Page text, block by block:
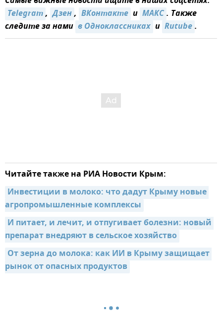
Telegram, Дзен, ВКонтакте и МАКС. Также
следите за нами в Одноклассниках и Rutube.
Читайте также на РИА Новости Крым:
Инвестиции в молоко: что дадут Крыму новые
агропромышленные комплексы
И питает, и лечит, и отпугивает болезни: новый
препарат внедряют в сельское хозяйство
От зерна до молока: как ИИ в Крыму защищает
рынок от опасных продуктов